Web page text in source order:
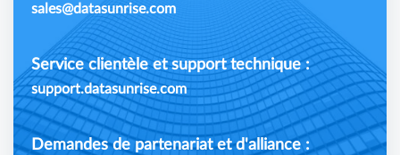
sales@datasunrise.com
Service clientèle et support technique :
support.datasunrise.com
Demandes de partenariat et d'alliance :